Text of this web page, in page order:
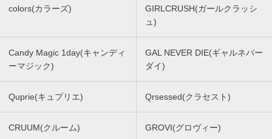
colors(カラーズ)
GIRLCRUSH(ガールクラッシ
ュ)
Candy Magic 1day(キャンディ
ーマジック)
GAL NEVER DIE(ギャルネバー
ダイ)
Quprie(キュプリエ) Qrsessed(クラセスト)
CRUUM(クルーム) GROVI(グロヴィー)